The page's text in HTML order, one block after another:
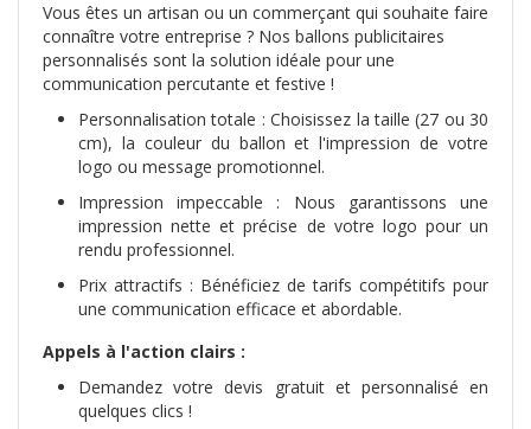
Vous êtes un artisan ou un commerçant qui souhaite faire
connaître votre entreprise ? Nos ballons publicitaires
personnalisés sont la solution idéale pour une
communication percutante et festive !
Personnalisation totale : Choisissez la taille (27 ou 30
cm), la couleur du ballon et l'impression de votre
logo ou message promotionnel.
Impression impeccable : Nous garantissons une
impression nette et précise de votre logo pour un
rendu professionnel.
Prix attractifs : Bénéficiez de tarifs compétitifs pour
une communication efficace et abordable.
Appels à l'action clairs :
Demandez votre devis gratuit et personnalisé en
quelques clics !